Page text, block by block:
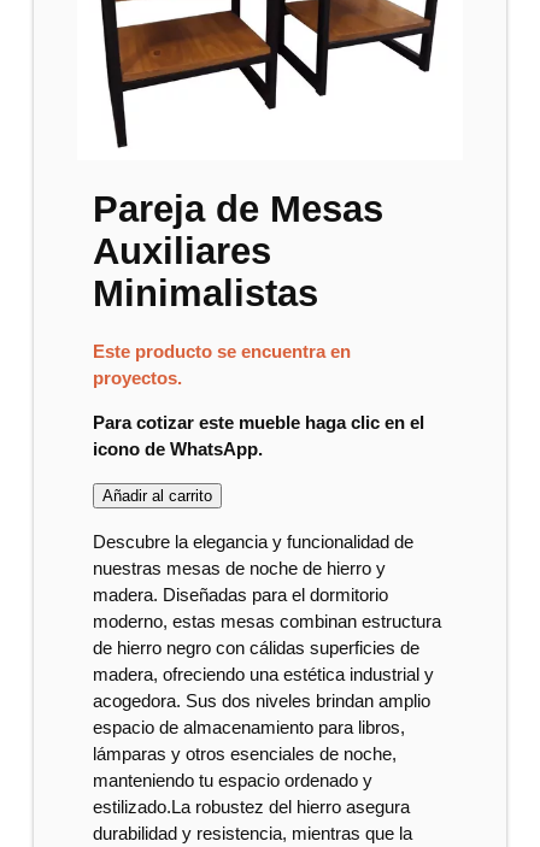
Pareja de Mesas
Auxiliares
Minimalistas
Este producto se encuentra en
proyectos.
Para cotizar este mueble haga clic en el
icono de WhatsApp.
Añadir al carrito
Descubre la elegancia y funcionalidad de
nuestras mesas de noche de hierro y
madera. Diseñadas para el dormitorio
moderno, estas mesas combinan estructura
de hierro negro con cálidas superficies de
madera, ofreciendo una estética industrial y
acogedora. Sus dos niveles brindan amplio
espacio de almacenamiento para libros,
lámparas y otros esenciales de noche,
manteniendo tu espacio ordenado y
estilizado.La robustez del hierro asegura
durabilidad y resistencia, mientras que la